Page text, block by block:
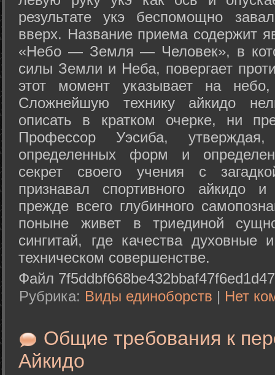
результате укэ беспомощно
вверх. Название приема содержит
«Небо — Земля — Человек», в
силы Земли и Неба, повергает
этот момент указывает на
Сложнейшую технику айкидо
описать в кратком очерке, ни
Профессор Уэсиба,
определенных форм и
секрет своего учения с
признавал спортивного айкидо
прежде всего глубинного
поныне живет в триединой
сингитай, где качества духовные
техническом совершенстве.
Файл
Рубрика: Виды единоборств | Нет
Общие требования к
Айкидо